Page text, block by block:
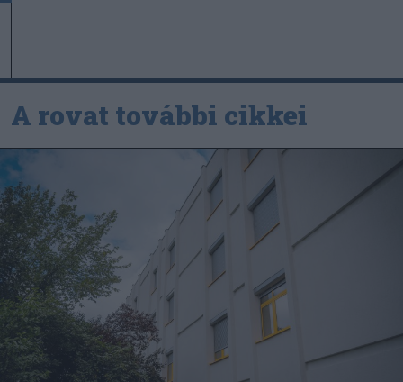
A rovat további cikkei